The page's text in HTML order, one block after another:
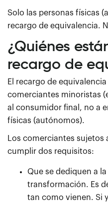
Solo las personas físicas
recargo de equivalencia.
¿Quiénes
recargo de
El recargo de
comerciantes minoristas
al consumidor final, no a
físicas (autónomos).
Los comerciantes sujetos
cumplir dos requisitos:
Que se dediquen a
transformación. Es
tan como vienen. Si